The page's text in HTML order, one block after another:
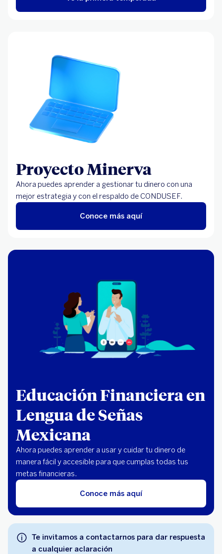
¿Es Fraude? |
¿Es Fraude? |
¿Es Fraude? | Correos
sospechosos
¿Es Fraude? |
caigas con los
defraudadores
¿Es Fraude? |
mensajes
Proyecto Minerva
Ahora puedes aprender a gestionar tu dinero con una
mejor estrategia y con el respaldo de CONDUSEF.
Conoce más aquí
Educación Financiera en
Lengua de Señas
Mexicana
Ahora puedes aprender a usar y cuidar tu dinero de
manera fácil y accesible para que cumplas todas tus
metas financieras.
Conoce más aquí
Te invitamos a contactarnos para dar respuesta
a cualquier aclaración